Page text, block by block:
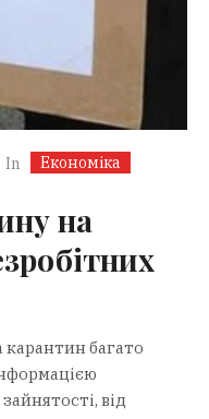
In Економіка
на
карантин багато
від